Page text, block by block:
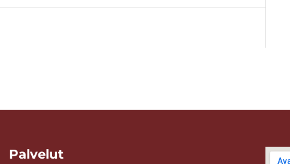
Palvelut